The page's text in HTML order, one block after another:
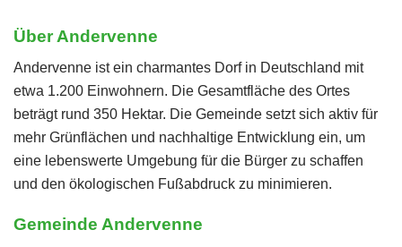
Über Andervenne
Andervenne ist ein charmantes Dorf in Deutschland mit
etwa 1.200 Einwohnern. Die Gesamtfläche des Ortes
beträgt rund 350 Hektar. Die Gemeinde setzt sich aktiv für
mehr Grünflächen und nachhaltige Entwicklung ein, um
eine lebenswerte Umgebung für die Bürger zu schaffen
und den ökologischen Fußabdruck zu minimieren.
Gemeinde Andervenne